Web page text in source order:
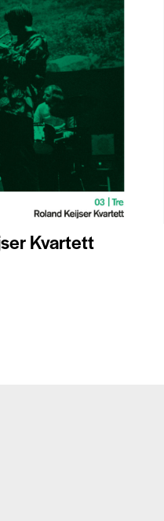
Kvartett